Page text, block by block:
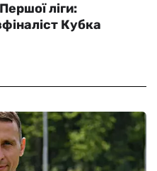
ліги:
Кубка